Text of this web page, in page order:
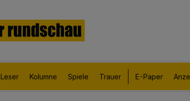
Leser Kolumne Spiele Trauer E-Paper